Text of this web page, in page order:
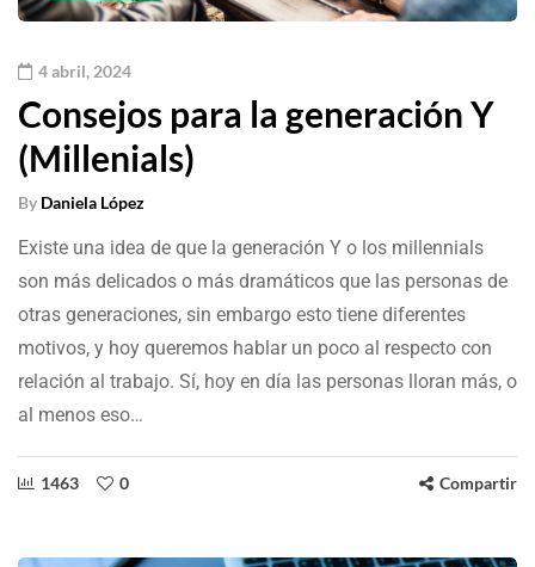
4 abril, 2024
Consejos para la generación Y
(Millenials)
By Daniela López
Existe una idea de que la generación Y o los millennials
son más delicados o más dramáticos que las personas de
otras generaciones, sin embargo esto tiene diferentes
motivos, y hoy queremos hablar un poco al respecto con
relación al trabajo. Sí, hoy en día las personas lloran más, o
al menos eso…
1463 0 Compartir